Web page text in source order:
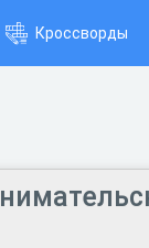
Кроссворды